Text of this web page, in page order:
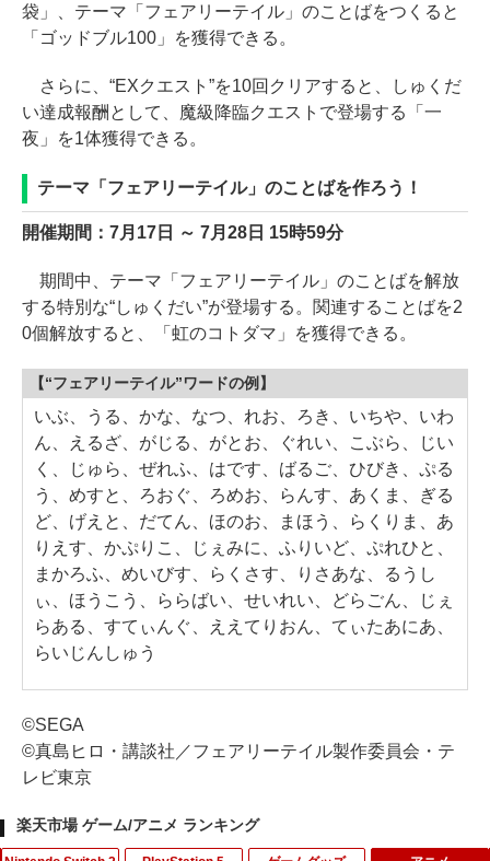
袋」、テーマ「フェアリーテイル」のことばをつくると
「ゴッドブル100」を獲得できる。
さらに、“EXクエスト”を10回クリアすると、しゅくだ
い達成報酬として、魔級降臨クエストで登場する「一
夜」を1体獲得できる。
テーマ「フェアリーテイル」のことばを作ろう！
開催期間：7月17日 ～ 7月28日 15時59分
期間中、テーマ「フェアリーテイル」のことばを解放
する特別な“しゅくだい”が登場する。関連することばを2
0個解放すると、「虹のコトダマ」を獲得できる。
【“フェアリーテイル”ワードの例】
いぶ、うる、かな、なつ、れお、ろき、いちや、いわ
ん、えるざ、がじる、がとお、ぐれい、こぶら、じい
く、じゅら、ぜれふ、はです、ばるご、ひびき、ぷる
う、めすと、ろおぐ、ろめお、らんす、あくま、ぎる
ど、げえと、だてん、ほのお、まほう、らくりま、あ
りえす、かぷりこ、じぇみに、ふりいど、ぷれひと、
まかろふ、めいびす、らくさす、りさあな、るうし
ぃ、ほうこう、ららばい、せいれい、どらごん、じぇ
らある、すてぃんぐ、ええてりおん、てぃたあにあ、
らいじんしゅう
©SEGA
©真島ヒロ・講談社／フェアリーテイル製作委員会・テ
レビ東京
楽天市場 ゲーム/アニメ ランキング